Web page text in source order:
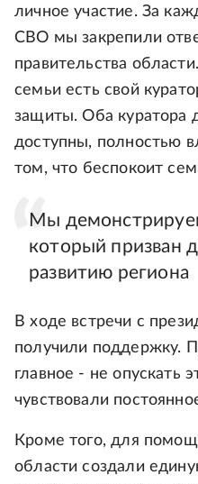
личное участие. За
СВО мы закрепили
правительства
семьи есть свой
защиты. Оба куратора
доступны, полностью
том, что беспокоит
Мы
который призван
развитию региона
В ходе встречи с
получили поддержку.
главное - не опускать
чувствовали
Кроме того, для
области создали